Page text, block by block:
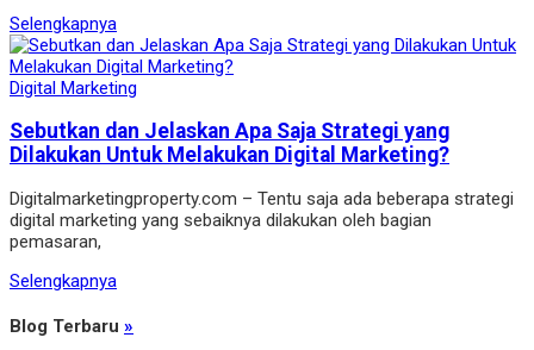
Selengkapnya
Digital Marketing
Sebutkan dan Jelaskan Apa Saja Strategi yang
Dilakukan Untuk Melakukan Digital Marketing?
Digitalmarketingproperty.com – Tentu saja ada beberapa strategi
digital marketing yang sebaiknya dilakukan oleh bagian
pemasaran,
Selengkapnya
Blog Terbaru »